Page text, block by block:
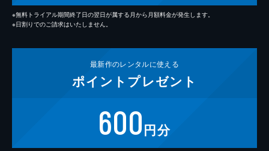
※無料トライアル期間終了日の翌日が属する月から月額料金が発生します。
※日割りでのご請求はいたしません。
最新作のレンタルに使える
ポイント プレゼント
600円分